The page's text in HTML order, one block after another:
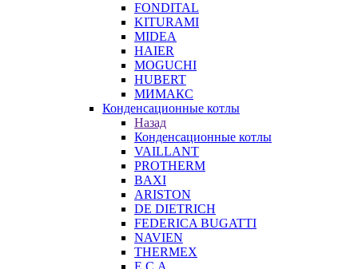
FONDITAL
KITURAMI
MIDEA
HAIER
MOGUCHI
HUBERT
МИМАКС
Конденсационные котлы
Назад
Конденсационные котлы
VAILLANT
PROTHERM
BAXI
ARISTON
DE DIETRICH
FEDERICA BUGATTI
NAVIEN
THERMEX
E.C.A